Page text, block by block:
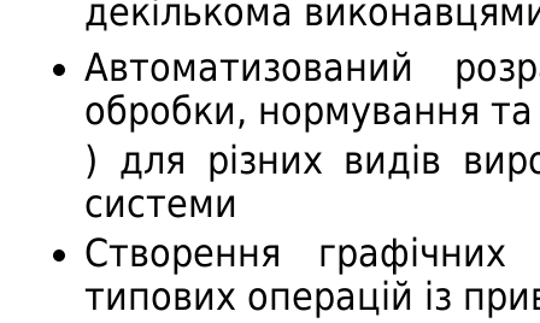
декількома
Автоматизований
обробки, нормування та
) для різних видів
системи
Створення графічних
типових операцій із